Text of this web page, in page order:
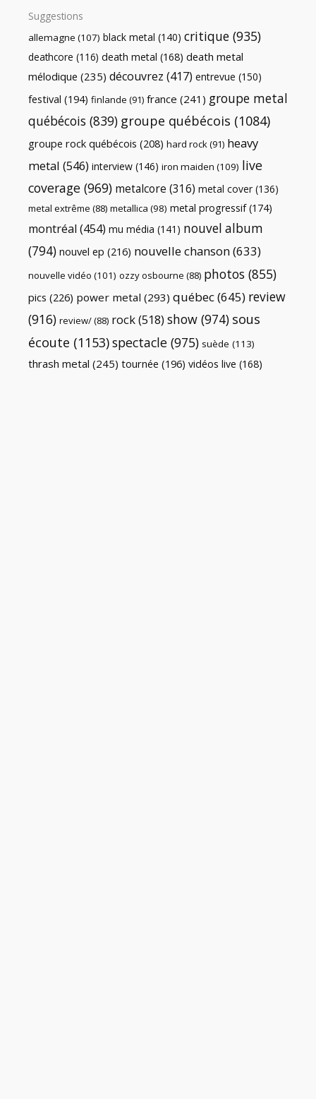
Suggestions
allemagne (107) black metal (140) critique (935)
deathcore (116) death metal (168) death metal
mélodique (235) découvrez (417) entrevue (150)
festival (194) finlande (91) france (241) groupe metal
québécois (839) groupe québécois (1084)
groupe rock québécois (208) hard rock(91) heavy
metal (546) interview (146) iron maiden (109) live
coverage (969) metalcore (316) metal cover (136)
metal extrême (88) metallica (98) metal progressif(174)
montréal (454) mu média (141) nouvel album
(794) nouvel ep (216) nouvelle chanson(633)
nouvelle vidéo (101) ozzy osbourne (88) photos (855)
pics (226) power metal (293) québec(645) review
(916) review/(88) rock(518) show (974) sous
écoute (1153)spectacle (975) suède (113)
thrash metal (245) tournée (196) vidéos live (168)